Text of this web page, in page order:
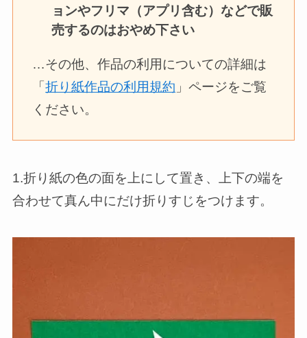
ョンやフリマ（アプリ含む）などで販
売するのはおやめ下さい
…その他、作品の利用についての詳細は
「折り紙作品の利用規約 」ページをご覧
ください。
1.折り紙の色の面を上にして置き、上下の端を
合わせて真ん中にだけ折りすじをつけます。